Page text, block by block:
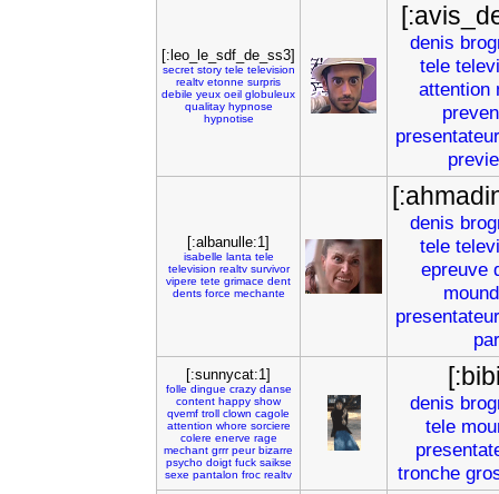
[:leo_le_sdf_de_ss3]
secret story tele television
realtv etonne surpris
debile yeux oeil globuleux
qualitay hypnose
hypnotise
denis
tele
attention
presentateur
[:albanulle:1]
isabelle lanta tele
television realtv survivor
vipere tete grimace dent
dents force mechante
denis
tele
epreuve
presentateur
[:sunnycat:1]
folle dingue crazy danse
content happy show
qvemf troll clown cagole
attention whore sorciere
colere enerve rage
mechant grrr peur bizarre
psycho doigt fuck saikse
sexe pantalon froc realtv
denis
tele
tronche